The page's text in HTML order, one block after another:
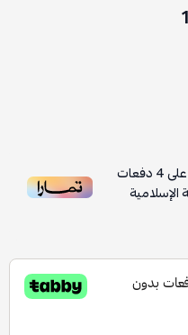
على4دفعات
الإسلامية